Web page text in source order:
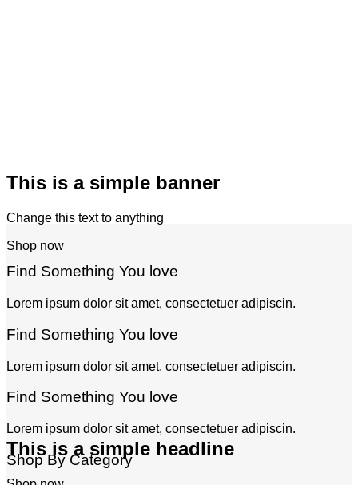
This is a simple banner
Change this text to anything
Shop now
This is a simple headline
Find Something You love
Lorem ipsum dolor sit amet, consectetuer adipiscin.
Find Something You love
Lorem ipsum dolor sit amet, consectetuer adipiscin.
Find Something You love
Lorem ipsum dolor sit amet, consectetuer adipiscin.
Shop By Category